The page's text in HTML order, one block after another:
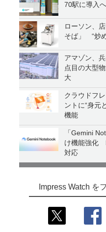
70駅に導入へ
ローソン、
そば」 “炒
アマゾン、
点目の大型
大
クラウドフ
ントに“身元
機能
「Gemini
け機能強化
対応
Impress Watch を